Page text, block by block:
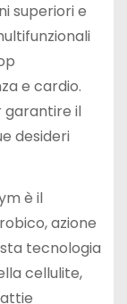
superiori e
e cardio.
garantire il
desideri
è il
azione
tecnologia
cellulite,